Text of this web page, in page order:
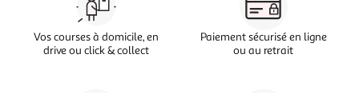
Vos courses à domicile, en
drive ou click & collect
Paiement sécurisé en ligne
ou au retrait